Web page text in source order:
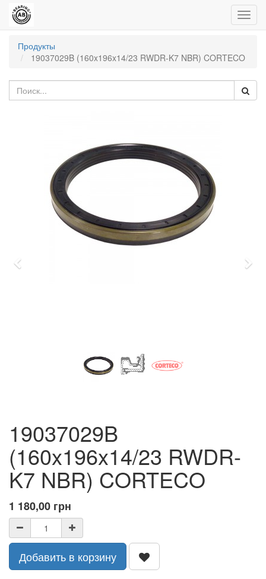
Продукты
19037029B (160x196x14/23 RWDR-K7 NBR) CORTECO
19037029B
(160x196x14/23 RWDR-
K7 NBR) CORTECO
1 180,00 грн
Добавить в корзину